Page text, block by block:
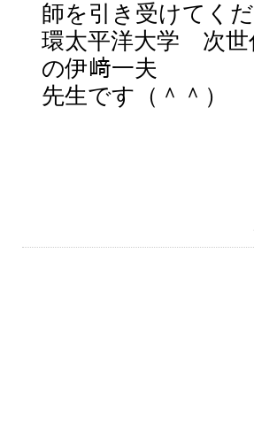
師を引き受けてく
環太平洋大学 次
の伊﨑一夫
先生です（＾＾）